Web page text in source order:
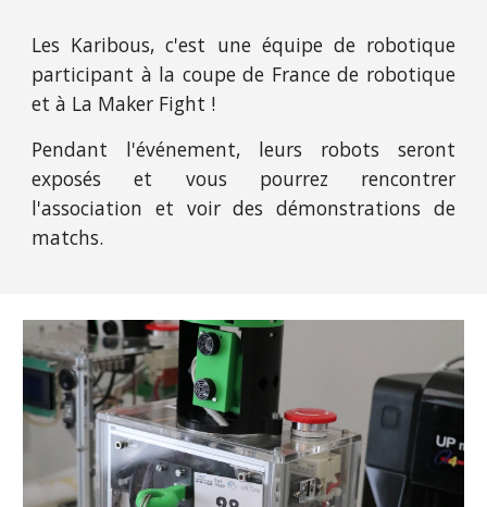
Les Karibous, c'est une équipe de robotique
participant à la coupe de France de robotique
et à La Maker Fight !
Pendant l'événement, leurs robots seront
exposés et vous pourrez rencontrer
l'association et voir des démonstrations de
matchs.